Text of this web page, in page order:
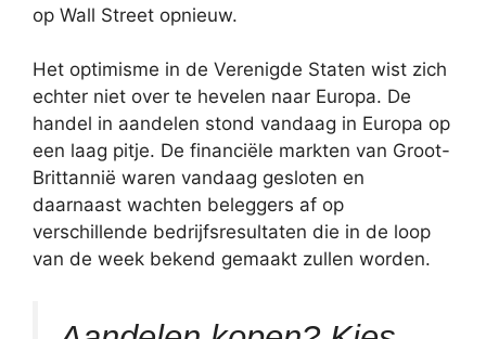
op Wall Street opnieuw.
Het optimisme in de Verenigde Staten wist zich
echter niet over te hevelen naar Europa. De
handel in aandelen stond vandaag in Europa op
een laag pitje. De financiële markten van Groot-
Brittannië waren vandaag gesloten en
daarnaast wachten beleggers af op
verschillende bedrijfsresultaten die in de loop
van de week bekend gemaakt zullen worden.